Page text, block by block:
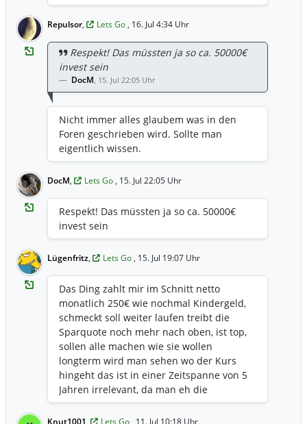
Repulsor, Lets Go , 16. Jul 4:34 Uhr
Respekt! Das müssten ja so ca. 50000€
invest sein
DocM, 15. Jul 22:05 Uhr
Nicht immer alles glaubem was in den
Foren geschrieben wird. Sollte man
eigentlich wissen.
DocM, Lets Go , 15. Jul 22:05 Uhr
Respekt! Das müssten ja so ca. 50000€
invest sein
Lügenfritz, Lets Go , 15. Jul 19:07 Uhr
Das Ding zahlt mir im Schnitt netto
monatlich 250€ wie nochmal Kindergeld,
schmeckt soll weiter laufen treibt die
Sparquote noch mehr nach oben, ist top,
sollen alle machen wie sie wollen
longterm wird man sehen wo der Kurs
hingeht das ist in einer Zeitspanne von 5
Jahren irrelevant, da man eh die
ausschüttungen reinvestieren kann wenn
der Kurs schwächer ist wenn er hoch
Knut1001 Lets Go , 11. Jul 10:18 Uhr